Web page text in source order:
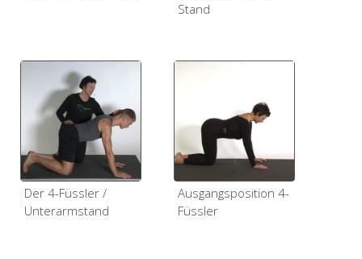
Stand
Der 4-Füssler /
Unterarmstand
Ausgangsposition 4-
Füssler